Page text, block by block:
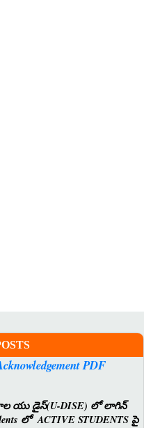
PDF
యు డైస్(U-DISE) లో లాగిన్
లో ACTIVE STUDENTS పై